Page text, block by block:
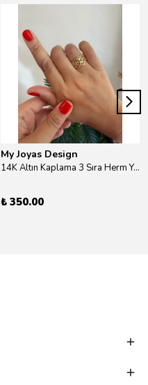
My Joyas Design
14K Altın Kaplama 3 Sıra Herm Yüzük Gold
₺ 350.00